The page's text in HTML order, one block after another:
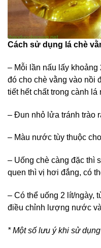
Cách sử dụng lá chè
– Mỗi lần nấu lấy
đó cho chè vằng vào nồi
tiết hết chất trong cành lá
– Đun nhỏ lửa tránh trào
– Màu nước tùy thuộc
– Uống chè càng đặc thì
quen thì vị hơi đắng, có
– Có thể uống 2 lít/ngày,
điều chỉnh lượng nước
* Một số lưu ý khi sử